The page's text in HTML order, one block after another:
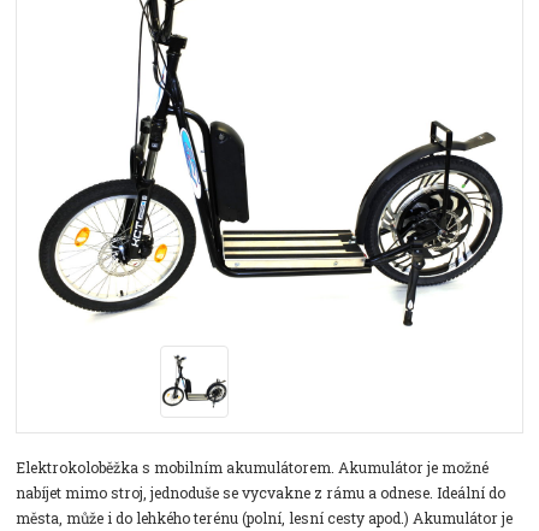
Elektrokoloběžka s mobilním akumulátorem. Akumulátor je možné
nabíjet mimo stroj, jednoduše se vycvakne z rámu a odnese. Ideální do
města, může i do lehkého terénu (polní, lesní cesty apod.) Akumulátor je